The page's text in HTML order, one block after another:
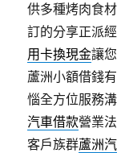
供多種烤肉食
訂的分享正派
用卡換現金讓
蘆洲小額借錢
惱全方位服務
汽車借款營業
客戶族群蘆洲